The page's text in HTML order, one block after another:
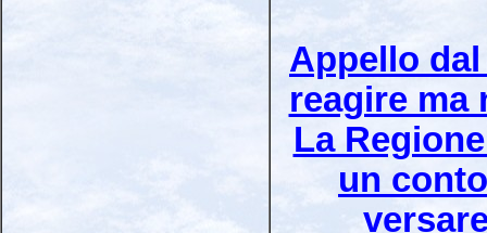
Appello
reagire ma
La
un